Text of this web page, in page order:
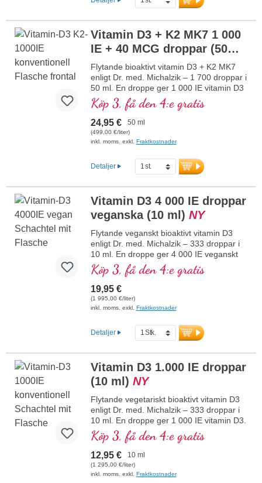
normala funktion. Tillverkad i Tyskland
vegetarisk, utan tillsatser och
laboratorietestad. Utvecklad av läkare.
mer information om Vitamin D3 + K2
Vitamin D3 + K2 MK7 1 000
IE + 40 MCG droppar (50
ml)NY
Flytande bioaktivt vitamin D3 + K2 MK7
enligt Dr. med. Michalzik – 1 700 droppar i
50 ml. En droppe ger 1 000 IE vitamin D3
och 40 μg K2 (MK7 all-trans). Högsta
premiumkvalitet av högkvalitativ
vegetarisk specialråvara i optimal
kombination med särskilt bioaktiv all-trans
K2-form. Upplöst i skyddande, pesticidfritt
biotillgänglighet. Denna optimala
kombination bidrar till att bibehålla normal
normala funktion. Tillverkat i Tyskland
utan genteknik i egen kontrollerad
produktion sedan 25 år, vegetarisk utan
tillsatser och laboratorietestat. Utvecklat
av läkare.
mer information om vitamin D3 + K2
Köp 3, få den 4:e gratis
24,95 € 50 ml
(499,00 €/liter)
inkl. moms. exkl. Fraktkostnader
Detaljer
Vitamin D3 4 000 IE droppar
veganska (10 ml) NY
Flytande veganskt bioaktivt vitamin D3
enligt Dr. med. Michalzik – 333 droppar i
10 ml. En droppe ger 4 000 IE veganskt
vitamin D3. Högsta premiumkvalitet av
högkvalitativa kontrollerade lavar (inte
från alger!) helt växtbaserat 100 %
veganskt. Upplöst i skyddande MCT-olja
från kokos, odlad utan pesticider, för
kombination bidrar till att bibehålla normal
benstomme, bidrar till normal
utan genteknik i egen kontrollerad
produktion som har funnits i 25 år,
veganskt, utan tillsatser och
laboratorietestat. Utvecklat av läkare.
mer information om vitamin D3 + K2
Köp 3, få den 4:e gratis
19,95 €
(1 995,00 €/liter)
inkl. moms. exkl. Fraktkostnader
Detaljer
Vitamin D3 1.000 IE droppar
(10 ml) NY
Flytande vegetariskt bioaktivt vitamin D3
enligt Dr. med. Michalzik – 333 droppar i
10 ml. En droppe ger 1 000 IE vitamin D3.
Högsta premiumkvalitet. Löst i skyddande,
pesticidfritt odlad kokos-MCT-olja för
bättre biotillgänglighet. Denna optimala
kombination bidrar till att bibehålla normal
benstomme, bidrar till normal
Köp 3, få den 4:e gratis
12,95 € 10 ml
(1 295,00 €/liter)
inkl. moms. exkl. Fraktkostnader